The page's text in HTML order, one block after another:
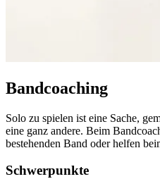
Bandcoaching
Solo zu spielen ist eine Sache,
eine ganz andere. Beim
bestehenden Band oder helfen
Schwerpunkte